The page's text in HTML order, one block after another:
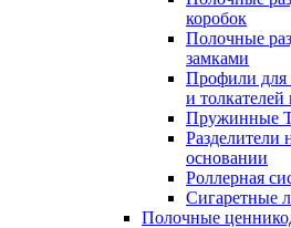
коробок
Полочные
замками
Профили для
и толкателей
Пружинные
Разделители
основании
Роллерная
Сигаретные
Полочные